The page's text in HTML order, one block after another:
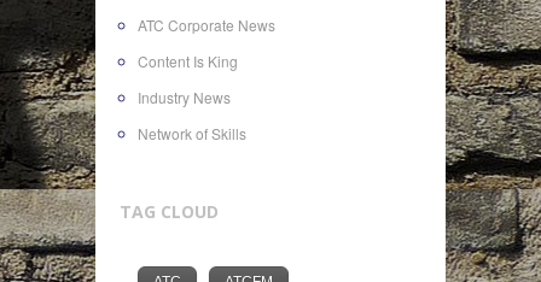
ATC Corporate News
Content Is King
Industry News
Network of Skills
TAG CLOUD